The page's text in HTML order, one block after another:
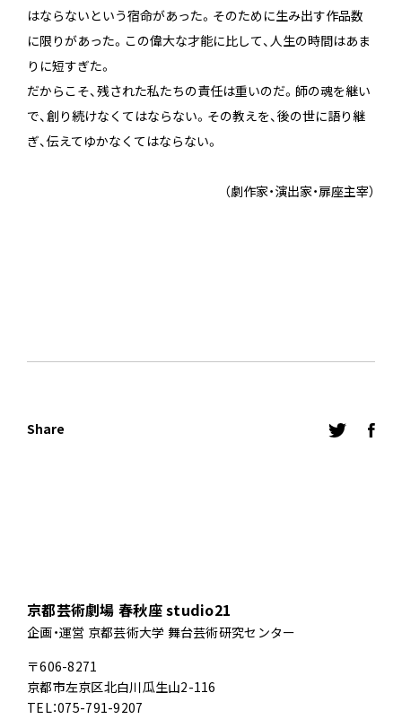
はならないという宿命があった。そのために生み出す作品数
に限りがあった。この偉大な才能に比して、人生の時間はあま
りに短すぎた。
だからこそ、残された私たちの責任は重いのだ。師の魂を継い
で、創り続けなくてはならない。その教えを、後の世に語り継
ぎ、伝えてゆかなくてはならない。
（劇作家・演出家・扉座主宰）
Share
京都芸術劇場 春秋座 studio21
企画・運営 京都芸術大学 舞台芸術研究センター
〒606-8271
京都市左京区北白川瓜生山2-116
TEL：075-791-9207